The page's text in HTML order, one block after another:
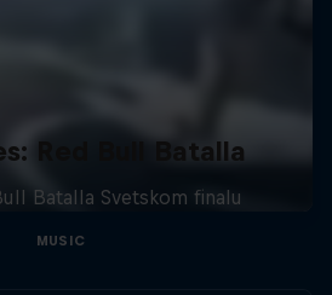
Red Bull Batalla
Batalla Svetskom finalu
MUSIC